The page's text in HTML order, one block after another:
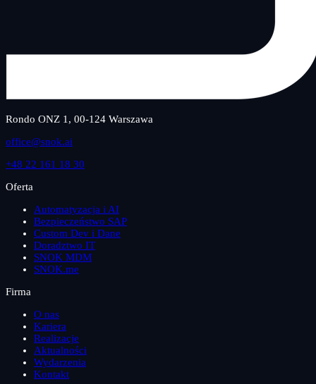
Rondo ONZ 1, 00-124 Warszawa
office@snok.ai
+48 22 161 18 30
Oferta
Automatyzacja i AI
Bezpieczeństwo SAP
Custom Dev i Dane
Doradztwo IT
SNOK MDM
SNOK.me
Firma
O nas
Kariera
Realizacje
Aktualności
Wydarzenia
Kontakt